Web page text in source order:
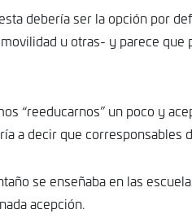
debería ser la opción por
u otras- y parece
“reeducarnos” un poco y
a decir que corresponsables
se enseñaba en las
acepción.